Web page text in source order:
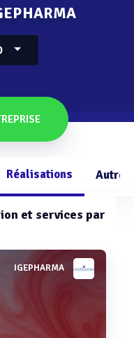
Réalisations Autres
et services par
IGEPHARMA